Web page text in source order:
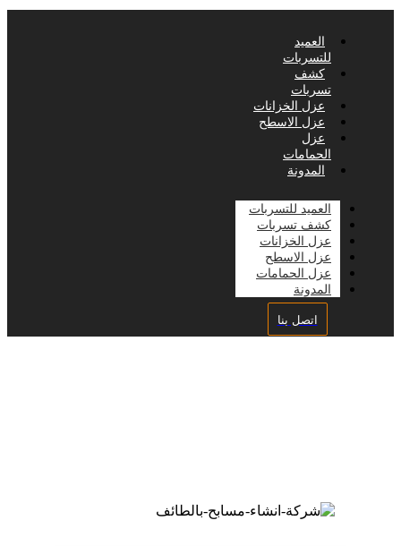
العميد
للتسربات
كشف
تسربات
عزل الخزانات
عزل الاسطح
عزل
الحمامات
المدونة
العميد للتسربات
كشف تسربات
عزل الخزانات
عزل الاسطح
عزل الحمامات
المدونة
اتصل بنا